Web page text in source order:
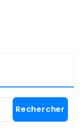
Rechercher